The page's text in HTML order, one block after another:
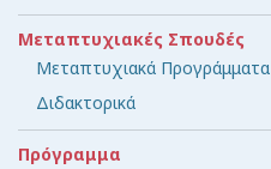
Μεταπτυχιακές Σπουδές
Μεταπτυχιακά Προγράμματα
Διδακτορικά
Πρόγραμμα